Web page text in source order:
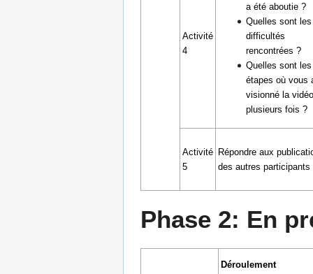
Activité
4
a été aboutie ?
Quelles sont les
difficultés
rencontrées ?
Quelles sont les
étapes où vous
visionné la vidéo
plusieurs fois ?
Activité
5
Répondre aux
des autres participants
Phase 2: En
Déroulement